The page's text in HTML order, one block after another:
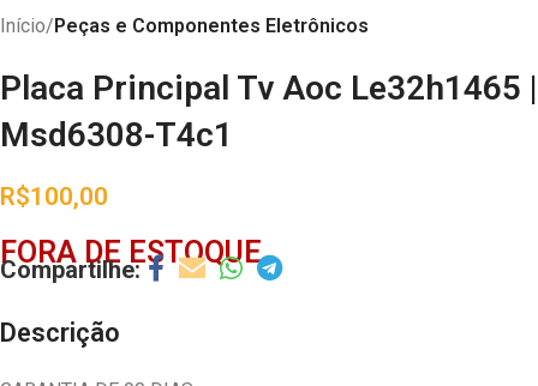
Início Peças e Componentes Eletrônicos
Placa Principal Tv Aoc Le32h1465 |
Msd6308-T4c1
R$100,00
FORA DE ESTOQUE
Descrição